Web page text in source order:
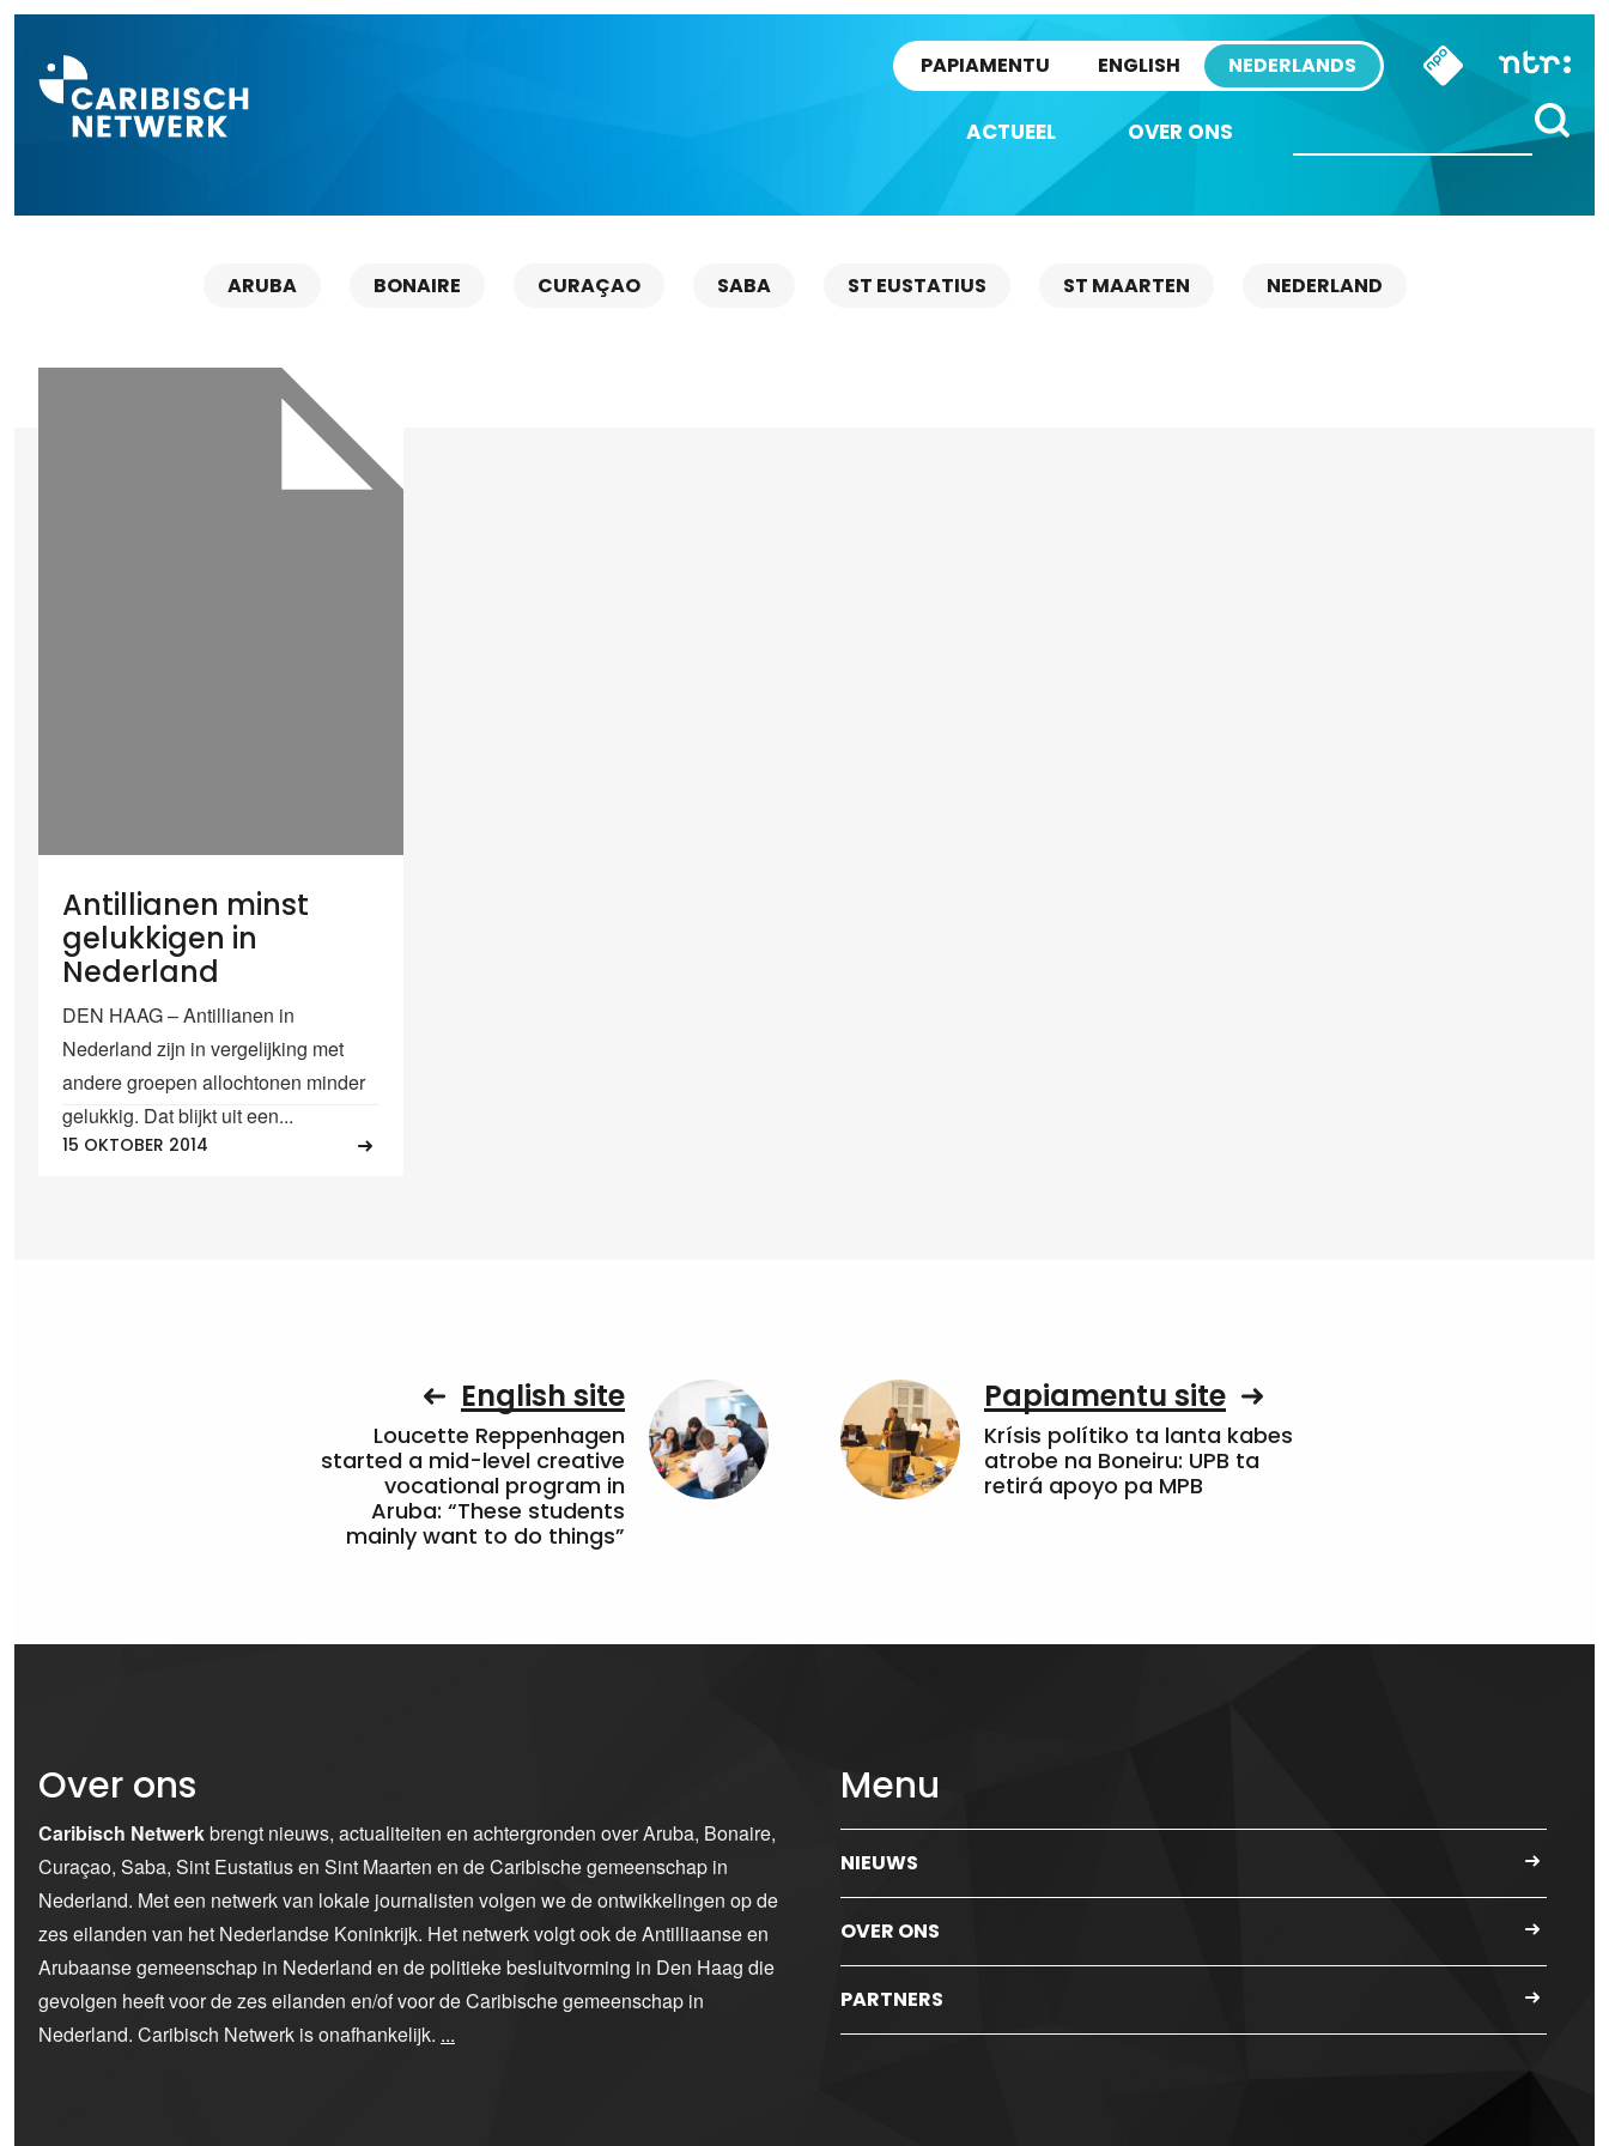
PAPIAMENTU ENGLISH NEDERLANDS
ACTUEEL OVER ONS
ARUBA BONAIRE CURAÇAO SABA ST EUSTATIUS ST MAARTEN NEDERLAND
Antillianen minst
gelukkigen in
Nederland
DEN HAAG – Antillianen in
Nederland zijn in vergelijking met
andere groepen allochtonen minder
gelukkig. Dat blijkt uit een...
15 OKTOBER 2014
English site
Loucette Reppenhagen
started a mid-level creative
vocational program in
Aruba: “These students
mainly want to do things”
Papiamentu site
Krísis polítiko ta lanta kabes
atrobe na Boneiru: UPB ta
retirá apoyo pa MPB
Over ons
Caribisch Netwerkbrengt nieuws, actualiteiten en achtergronden over Aruba, Bonaire,
Curaçao, Saba, Sint Eustatius en Sint Maarten en de Caribische gemeenschap in
Nederland. Met een netwerk van lokale journalisten volgen we de ontwikkelingen op de
zes eilanden van het Nederlandse Koninkrijk. Het netwerk volgt ook de Antilliaanse en
Arubaanse gemeenschap in Nederland en de politieke besluitvorming in Den Haag die
gevolgen heeft voor de zes eilanden en/of voor de Caribische gemeenschap in
Nederland. Caribisch Netwerk is onafhankelijk. ...
Menu
NIEUWS
OVER ONS
PARTNERS